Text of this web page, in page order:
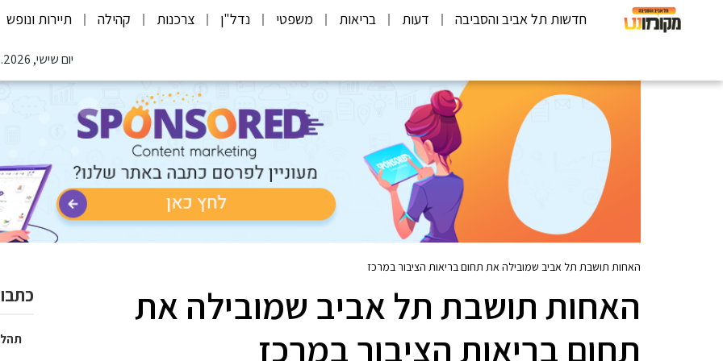
חדשות תל אביב והסביבה דעות בריאות משפטי נדל"ן צרכנות קהילה תיירות ונופש
יום שישי, 07.08.2026
האחות תושבת תל אביב שמובילה את תחום בריאות הציבור במרכז
האחות תושבת תל אביב שמובילה את
תחום בריאות הציבור במרכז